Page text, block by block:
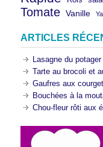
Tomate Vanille
ARTICLES
Lasagne du potager
Tarte au brocoli et
Gaufres aux
Bouchées à la
Chou-fleur rôti aux